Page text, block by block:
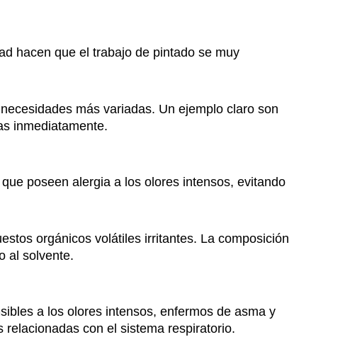
hacen que el trabajo de pintado se muy
más variadas. Un ejemplo claro son
inmediatamente.
poseen alergia a los olores intensos, evitando
orgánicos volátiles irritantes. La composición
al solvente.
a los olores intensos, enfermos de asma y
con el sistema respiratorio.